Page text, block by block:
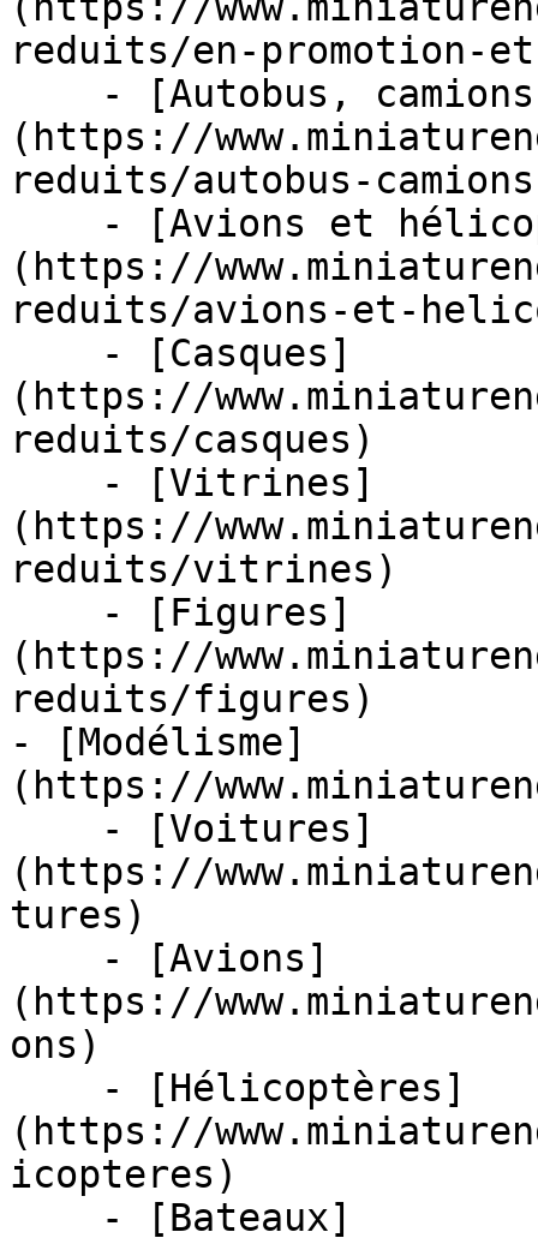
reduits/en-promotion-
(https://
reduits/autobus-
(https://
reduits/avions-et-
(https://
reduits/casques)
(https://
reduits/vitrines)
(https://
reduits/figures)
- [Modélisme]
(https://
(https://
tures)
(https://
ons)
(https://
icopteres)